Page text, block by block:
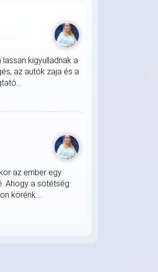
kigyulladnak a
az autók zaja és a
az ember egy
Ahogy a sötétség
körénk....